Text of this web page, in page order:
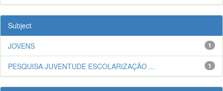
Subject
1
JOVENS
1
PESQUISA JUVENTUDE ESCOLARIZAÇÃO ...